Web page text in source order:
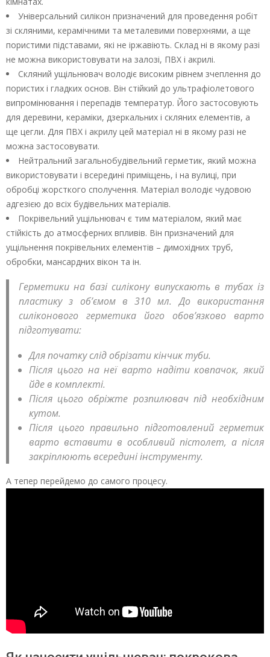
Універсальний силікон призначений для проведення робіт
зі скляними, керамічними та металевими поверхнями, а ще
пористими підставами, які не іржавіють. Склад ні в якому разі
не можна використовувати на залозі, ПВХ і акрилі.
Скляний ущільнювач володіє високим рівнем зчеплення до
пористих і гладких основ. Він стійкий до ультрафіолетового
випромінювання і перепадів температур. Його застосовують
для деревини, кераміки, дзеркальних і скляних елементів, а
ще цегли. Для ПВХ і акрилу цей матеріал ні в якому разі не
можна застосовувати.
Нейтральний загальнобудівельний герметик, який можна
використовувати і всередині приміщень, і на вулиці, при
обробці жорсткого сполучення. Матеріал володіє чудовою
адгезією до всіх будівельних матеріалів.
Покрівельний ущільнювач є тим матеріалом, який має
стійкість до атмосферних впливів. Він призначений для
ущільнення покрівельних елементів – димохідних труб,
обробки, мансардних вікон та ін.
Герметики на базі силікону випускають в тубах із
пластику з об’ємом в 310 мл. До використання
силіконового герметика його обов’язково варто
підготувати:
Для початку слід обрізати кінчик туби.
Після цього на неї варто надіти ковпачок, який
йде в комплекті.
Після цього обріжте розпилювач під необхідним
кутом.
Після цього правильно підготовлений герметик
варто вставити в особливий пістолет, а після
закріплюють всередині інструменту.
А тепер перейдемо до самого процесу.